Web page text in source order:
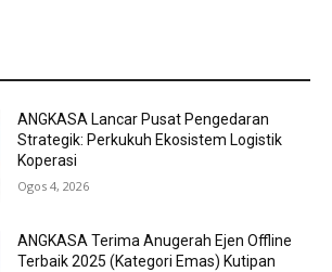
ANGKASA Lancar Pusat Pengedaran
Strategik: Perkukuh Ekosistem Logistik
Koperasi
Ogos 4, 2026
ANGKASA Terima Anugerah Ejen Offline
Terbaik 2025 (Kategori Emas) Kutipan